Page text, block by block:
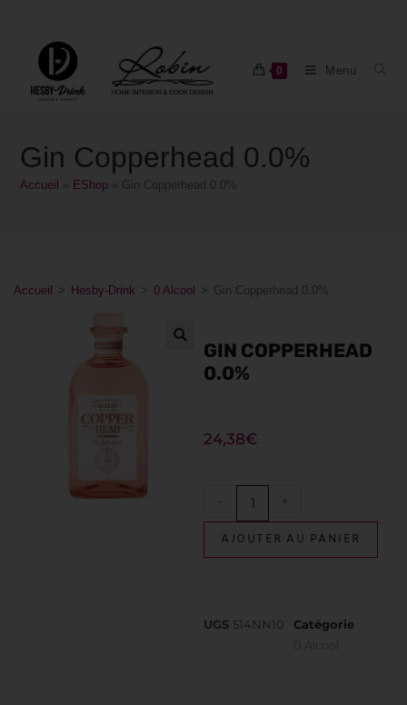
0 Menu
Gin Copperhead 0.0%
Accueil EShop Gin Copperhead 0.0%
Accueil > Hesby-Drink > 0 Alcool > Gin Copperhead 0.0%
GIN COPPERHEAD
0.0%
24,38€
- +
AJOUTER AU PANIER
UGS 514NN10
Catégorie
0 Alcool